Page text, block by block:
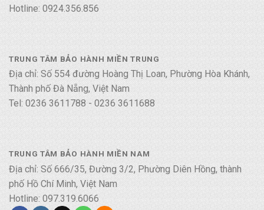
Hotline: 0924.356.856
TRUNG TÂM BẢO HÀNH MIỀN TRUNG
Địa chỉ: Số 554 đường Hoàng Thị Loan, Phường Hòa Khánh,
Thành phố Đà Nẵng, Việt Nam
Tel: 0236 3611788 - 0236 3611688
TRUNG TÂM BẢO HÀNH MIỀN NAM
Địa chỉ: Số 666/35, Đường 3/2, Phường Diên Hồng, thành
phố Hồ Chí Minh, Việt Nam
Hotline: 097.319.6066